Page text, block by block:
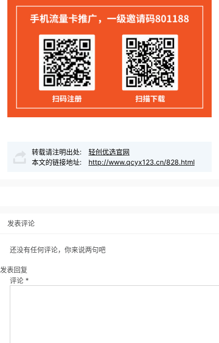
转载请注明出处:
轻创优选官网
本文的链接地址:
http://www.qcyx123.cn/828.html
发表评论
还没有任何评论，你来说两句吧
发表回复
评论 *